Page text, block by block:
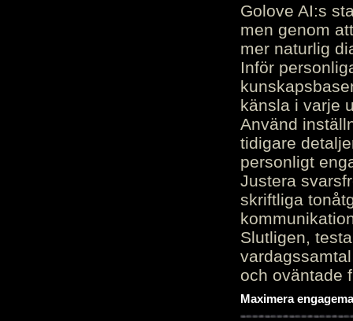
Golove AI:s
men genom
mer naturlig
Inför
känsla i varje
Använd
tidigare
personligt
Justera
skriftliga
Slutligen,
och oväntade
Maximera